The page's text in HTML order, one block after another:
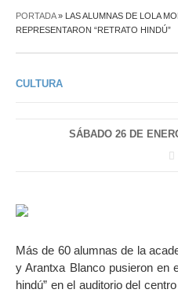
PORTADA» LAS ALUMNAS DE LOLA
REPRESENTARON “RETRATO HINDÚ”
CULTURA
SÁBADO 26 DE
Más de 60 alumnas de la
y Arantxa Blanco pusieron en
hindú” en el auditorio del